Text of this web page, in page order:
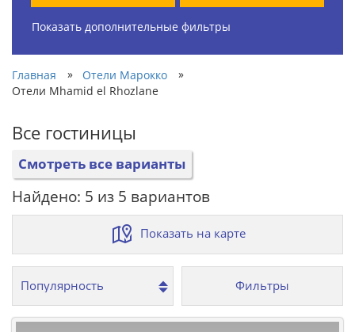
Показать дополнительные фильтры
Главная » Отели Марокко
»
Отели Mhamid el Rhozlane
Все гостиницы
Смотреть все варианты
Найдено: 5 из 5 вариантов
Показать на карте
Фильтры